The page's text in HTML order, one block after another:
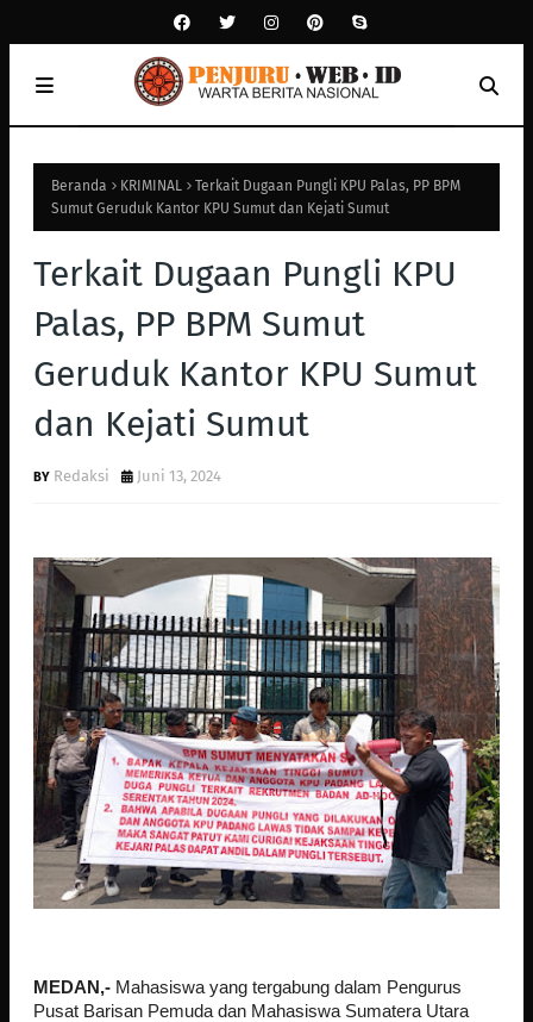
Beranda KRIMINAL
Terkait Dugaan Pungli KPU Palas, PP BPM
Sumut Geruduk Kantor KPU Sumut dan Kejati Sumut
Terkait Dugaan Pungli KPU
Palas, PP BPM Sumut
Geruduk Kantor KPU Sumut
dan Kejati Sumut
Redaksi Juni 13, 2024
MEDAN,- Mahasiswa yang tergabung dalam Pengurus
Pusat Barisan Pemuda dan Mahasiswa Sumatera Utara